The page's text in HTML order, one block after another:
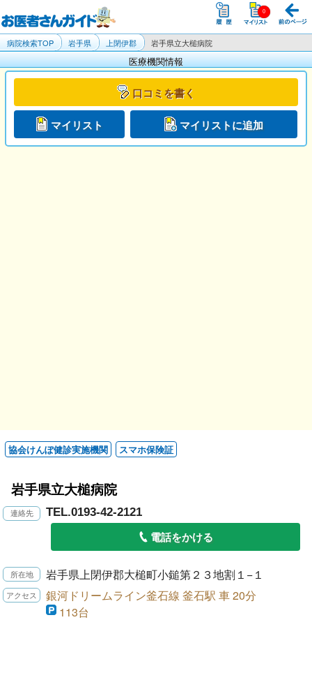
病院検索TOP 岩手県 上閉伊郡 岩手県立大槌病院
医療機関情報
口コミを書く
マイリスト マイリストに追加
協会けんぽ健診実施機関 スマホ保険証
岩手県立大槌病院
TEL.0193-42-2121
電話をかける
岩手県上閉伊郡大槌町小鎚第２３地割１−１
銀河ドリームライン釜石線 釜石駅 車 20分
113台